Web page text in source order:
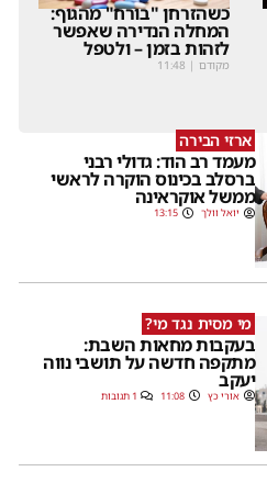
כשהזרחן "בורח" מהגוף:
המחלה הנדירה שאפשר
לזהות בזמן – ולטפל
מקודם |
11:48
ארזי הבירה
מעמד רב הוד: גדולי רבני
ברסלב בכינוס הוקרה לראשי
ממשל אוקראינה
יואל וולך 13:15
מי מסית נגד מי?
בעקבות מחאות השבת:
מתקפה חדשה על תושבי נווה
יעקב
אורי כץ 11:08 1 תגובות